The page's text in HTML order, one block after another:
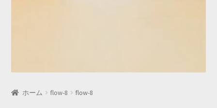
ホーム flow-8 flow-8